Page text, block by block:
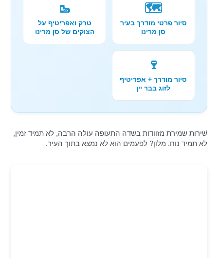
🗺️
סיור פרטי מודרך בעיר
סן מרינו
🥾
טרק ואפריטיף על
הצוקים של סן מרינו
🍷
סיור מודרך + אפריטיף
לזוג בבר יין
שׁירות שמירת מזוודות בשדה התעופה עולה הרבה, לא תמיד זמין,
לא תמיד נוח. מלון? לפעמים הוא לא נמצא בתוך העיר.